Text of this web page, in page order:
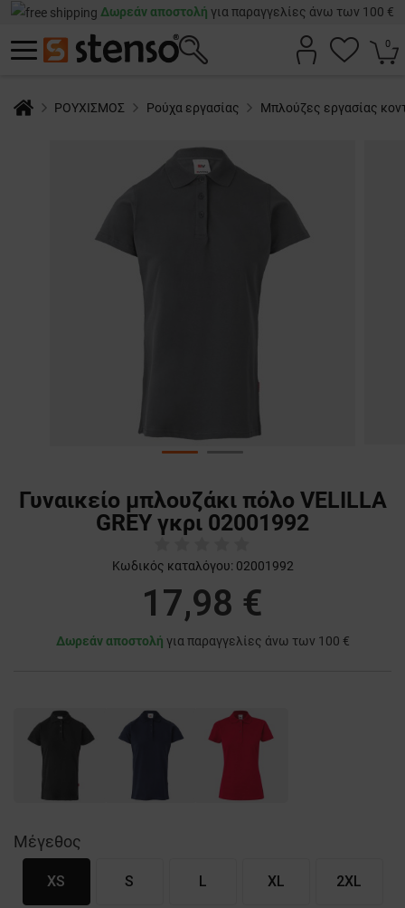
Δωρεάν αποστολή για παραγγελίες άνω των 100 €
0
ΡΟΥΧΙΣΜΟΣ Ρούχα εργασίας Μπλούζες εργασίας
Γυναικείο μπλουζάκι πόλο VELILLA
GREY γκρι 02001992
Κωδικός καταλόγου: 02001992
17,98 €
Δωρεάν αποστολή για παραγγελίες άνω των 100 €
Μέγεθος
XS S L XL 2XL